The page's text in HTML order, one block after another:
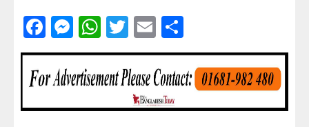
Facebook
Messenger
WhatsApp
TwitterEmail